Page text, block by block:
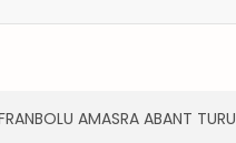
AMASRA ABANT TURU